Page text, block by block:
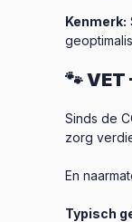
Kenmerk:
🐾
Sinds de
zorg
En
Typisch